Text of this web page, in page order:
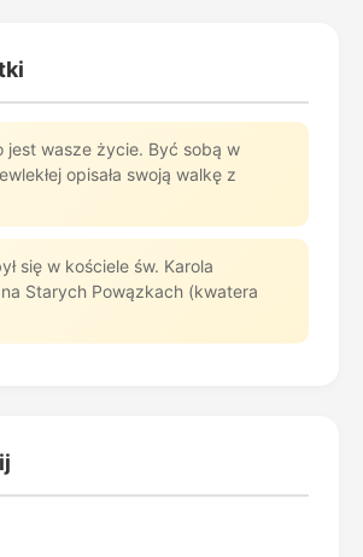
jest wasze życie. Być sobą w
opisała swoją walkę z
się w kościele św. Karola
Starych Powązkach (kwatera